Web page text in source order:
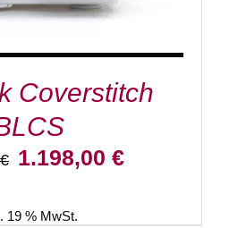
Coverstitch
€ Ursprünglicher
1.598,00 €
1.198,00 €Aktueller
19 % MwSt.